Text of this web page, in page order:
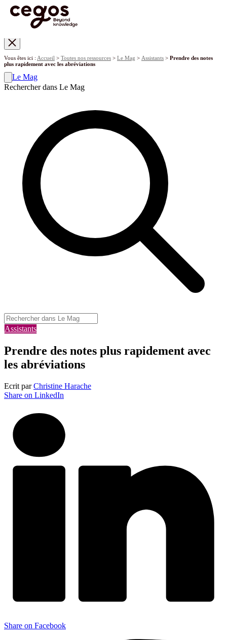
Vous êtes ici : Accueil > Toutes nos ressources > Le Mag > Assistants > Prendre des notes
plus rapidement avec les abréviations
Le Mag
Rechercher dans Le Mag
Assistants
Prendre des notes plus rapidement avec
les abréviations
Ecrit parChristine Harache
Share on LinkedIn
Share on Facebook